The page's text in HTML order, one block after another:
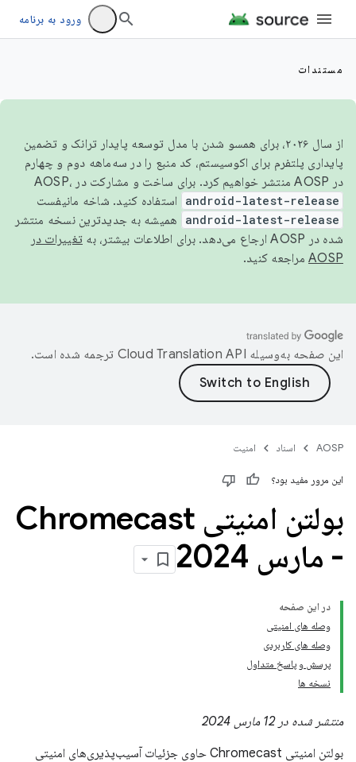
ورود به برنامه
مستندات
از سال ۲۰۲۶، برای همسو شدن با مدل توسعه پایدار ترانک و تضمین
پایداری پلتفرم برای اکوسیستم، کد منبع را در سه‌ماهه دوم و چهارم
در AOSP منتشر خواهیم کرد. برای ساخت و مشارکت در AOSP،
android-latest-release استفاده کنید. شاخه مانیفست
android-latest-release
همیشه به جدیدترین نسخه منتشر
شده در AOSP ارجاع می‌دهد. برای اطلاعات بیشتر، به
تغییرات در
AOSP مراجعه کنید.
این صفحه به‌وسیله ترجمه شده است.
AOSP اسناد امنیت
این مرور مفید بود؟
بولتن امنیتی Chromecast
- مارس 2024
در این صفحه
وصله های امنیتی
وصله های کاربردی
پرسش و پاسخ متداول
نسخه ها
منتشر شده در 12 مارس 2024
بولتن امنیتی Chromecast حاوی جزئیات آسیب‌پذیری‌های امنیتی